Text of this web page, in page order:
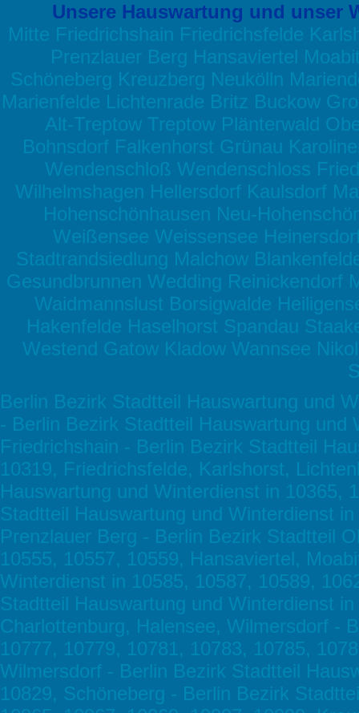
Unsere Hauswartung und unser
Mitte Friedrichshain Friedrichsfelde
Prenzlauer Berg Hansaviertel
Schöneberg Kreuzberg Neukölln
Marienfelde Lichtenrade Britz Buckow
Alt-Treptow Treptow Plänterwald
Bohnsdorf Falkenhorst Grünau
Wendenschloß Wendenschloss
Wilhelmshagen Hellersdorf Kaulsdorf
Hohenschönhausen Neu-
Weißensee Weissensee
Stadtrandsiedlung Malchow
Gesundbrunnen Wedding Reinickendorf
Waidmannslust Borsigwalde
Hakenfelde Haselhorst Spandau
Westend Gatow Kladow Wannsee
Berlin Bezirk Stadtteil Hauswartung und
- Berlin Bezirk Stadtteil Hauswartung
Friedrichshain - Berlin Bezirk Stadtteil
10319, Friedrichsfelde, Karlshorst,
Hauswartung und Winterdienst in 10365,
Stadtteil Hauswartung und Winterdienst
Prenzlauer Berg - Berlin Bezirk Stadtteil
10555, 10557, 10559, Hansaviertel,
Winterdienst in 10585, 10587, 10589,
Stadtteil Hauswartung und Winterdienst
Charlottenburg, Halensee, Wilmersdorf -
10777, 10779, 10781, 10783, 10785,
Wilmersdorf - Berlin Bezirk Stadtteil
10829, Schöneberg - Berlin Bezirk